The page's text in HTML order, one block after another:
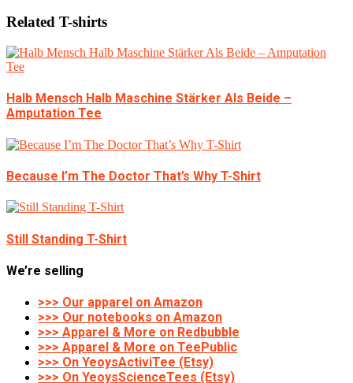
Related T-shirts
Halb Mensch Halb Maschine Stärker Als Beide –
Amputation Tee
Because I’m The Doctor That’s Why T-Shirt
Still Standing T-Shirt
We’re selling
>>> Our apparel on Amazon
>>> Our notebooks on Amazon
>>> Apparel & More on Redbubble
>>> Apparel & More on TeePublic
>>> On YeoysActiviTee (Etsy)
>>> On YeoysScienceTees (Etsy)